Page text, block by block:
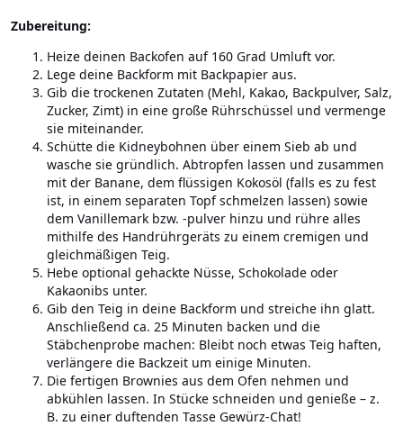
Zubereitung:
Heize deinen Backofen auf 160 Grad Umluft vor.
Lege deine Backform mit Backpapier aus.
Gib die trockenen Zutaten (Mehl, Kakao, Backpulver, Salz,
Zucker, Zimt) in eine große Rührschüssel und vermenge
sie miteinander.
Schütte die Kidneybohnen über einem Sieb ab und
wasche sie gründlich. Abtropfen lassen und zusammen
mit der Banane, dem flüssigen Kokosöl (falls es zu fest
ist, in einem separaten Topf schmelzen lassen) sowie
dem Vanillemark bzw. -pulver hinzu und rühre alles
mithilfe des Handrührgeräts zu einem cremigen und
gleichmäßigen Teig.
Hebe optional gehackte Nüsse, Schokolade oder
Kakaonibs unter.
Gib den Teig in deine Backform und streiche ihn glatt.
Anschließend ca. 25 Minuten backen und die
Stäbchenprobe machen: Bleibt noch etwas Teig haften,
verlängere die Backzeit um einige Minuten.
Die fertigen Brownies aus dem Ofen nehmen und
abkühlen lassen. In Stücke schneiden und genieße – z.
B. zu einer duftenden Tasse Gewürz-Chat!